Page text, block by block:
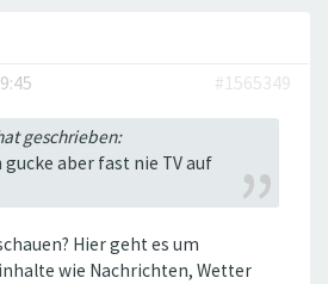
#1565349
geschrieben:
gucke aber fast nie TV auf
Hier geht es um
wie Nachrichten, Wetter